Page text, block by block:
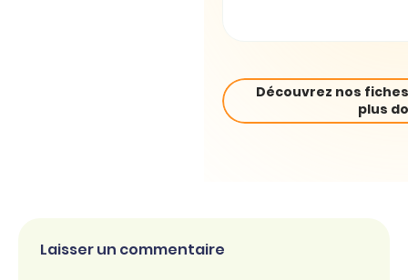
Découvrez nos
plus
Laisser un commentaire